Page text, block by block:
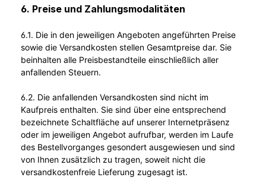
6. Preise und Zahlungsmodalitäten
6.1. Die in den jeweiligen Angeboten angeführten Preise
sowie die Versandkosten stellen Gesamtpreise dar. Sie
beinhalten alle Preisbestandteile einschließlich aller
anfallenden Steuern.
6.2. Die anfallenden Versandkosten sind nicht im
Kaufpreis enthalten. Sie sind über eine entsprechend
bezeichnete Schaltfläche auf unserer Internetpräsenz
oder im jeweiligen Angebot aufrufbar, werden im Laufe
des Bestellvorganges gesondert ausgewiesen und sind
von Ihnen zusätzlich zu tragen, soweit nicht die
versandkostenfreie Lieferung zugesagt ist.